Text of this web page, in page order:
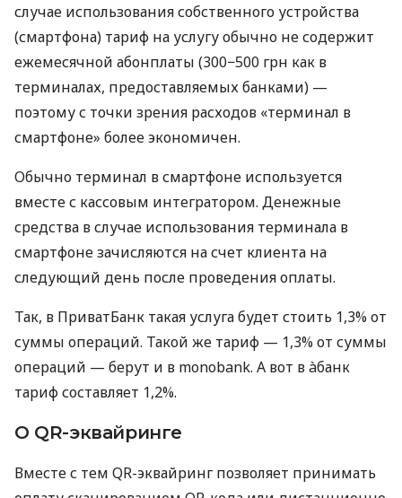
случае использования собственного устройства
(смартфона) тариф на услугу обычно не содержит
ежемесячной абонплаты (300−500 грн как в
терминалах, предоставляемых банками) —
поэтому с точки зрения расходов «терминал в
смартфоне» более экономичен.
Обычно терминал в смартфоне используется
вместе с кассовым интегратором. Денежные
средства в случае использования терминала в
смартфоне зачисляются на счет клиента на
следующий день после проведения оплаты.
Так, в ПриватБанк такая услуга будет стоить 1,3% от
суммы операций. Такой же тариф — 1,3% от суммы
операций — берут и в monobank. А вот в àбанк
тариф составляет 1,2%.
О QR-эквайринге
Вместе с тем QR-эквайринг позволяет принимать